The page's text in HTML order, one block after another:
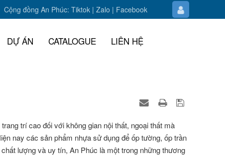
Cộng đồng An Phúc: Tiktok | Zalo | Facebook
DỰ ÁN CATALOGUE LIÊN HỆ
trí cao đối với không gian nội thất, ngoại thất mà
nay các sản phẩm nhựa sử dụng để ốp tường, ốp trần
lượng và uy tín, An Phúc là một trong những thương